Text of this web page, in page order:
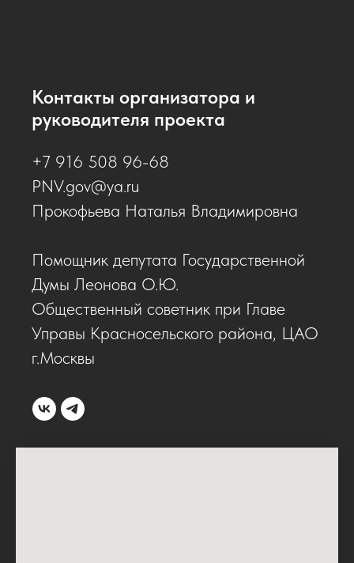
Контакты организатора и
руководителя проекта
+7 916 508 96-68
PNV.gov@ya.ru
Прокофьева Наталья Владимировна
Помощник депутата Государственной
Думы Леонова О.Ю.
Общественный советник при Главе
Управы Красносельского района, ЦАО
г.Москвы